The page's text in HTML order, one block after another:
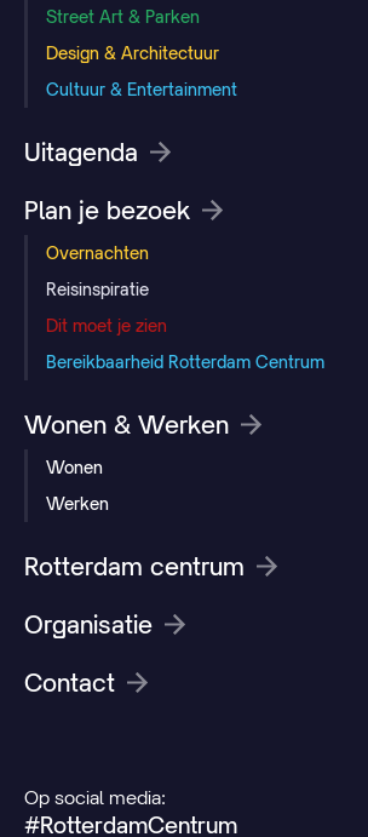
Street Art & Parken
Design & Architectuur
Cultuur & Entertainment
Uitagenda
Plan je bezoek
Overnachten
Reisinspiratie
Dit moet je zien
Bereikbaarheid Rotterdam Centrum
Wonen & Werken
Wonen
Werken
Rotterdam centrum
Organisatie
Contact
Op social media:
#RotterdamCentrum